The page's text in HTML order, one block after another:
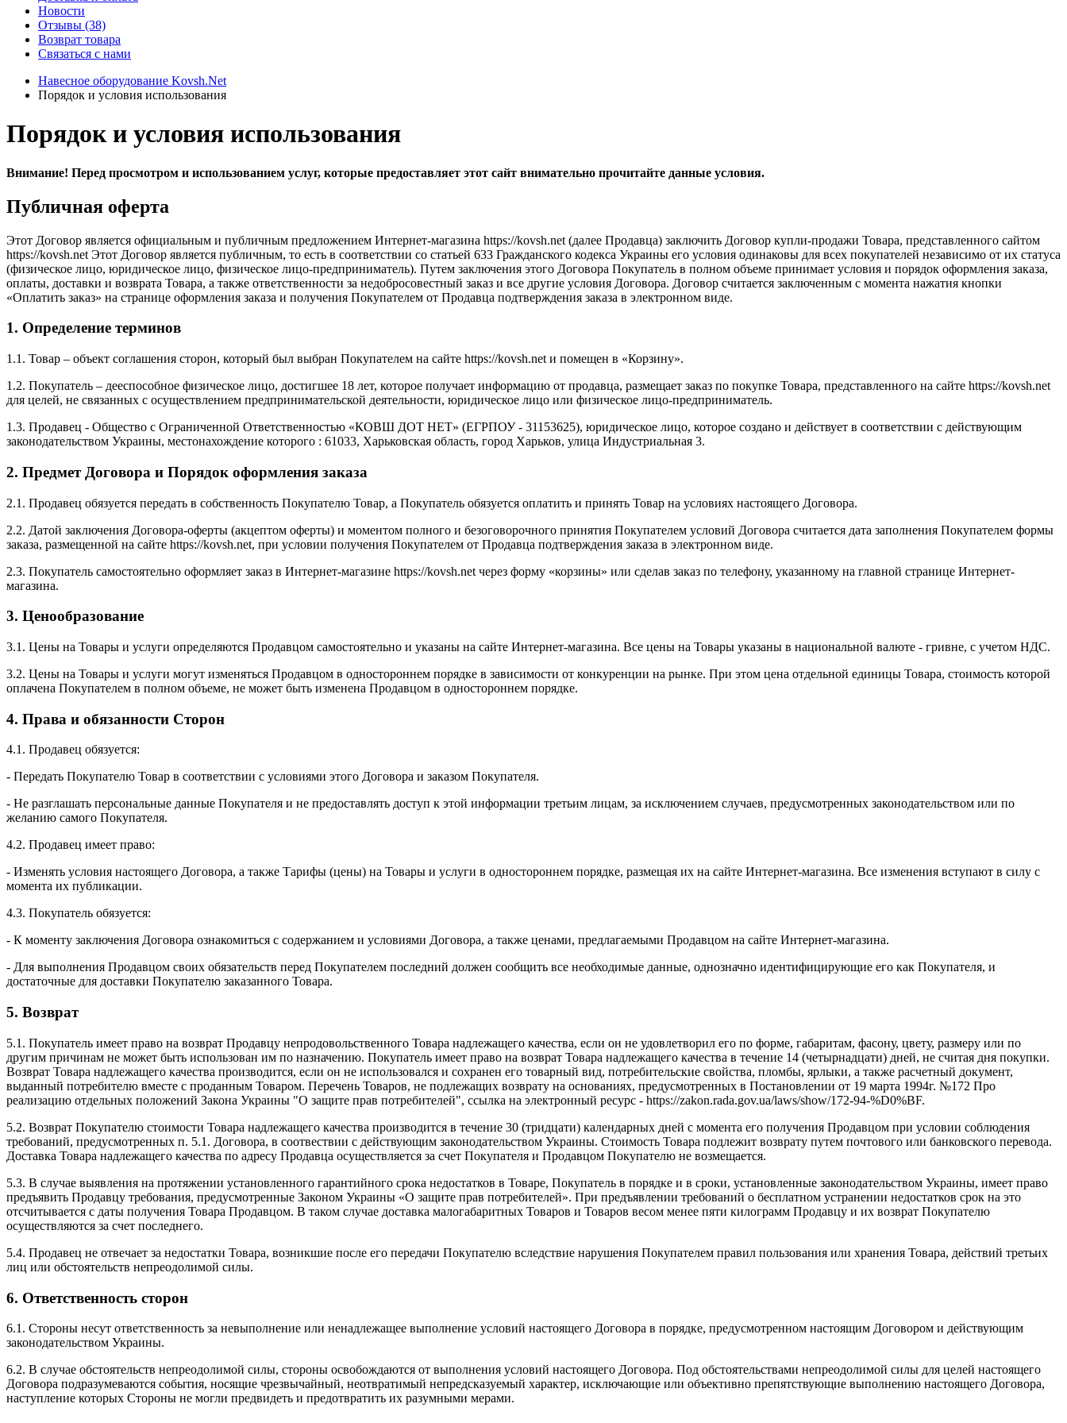
Новости
Отзывы (38)
Возврат товара
Связаться с нами
Навесное оборудование Kovsh.Net
Порядок и условия использования
Порядок и условия использования
Внимание! Перед просмотром и использованием услуг, которые предоставляет этот сайт внимательно прочитайте данные условия.
Публичная оферта
Этот Договор является официальным и публичным предложением Интернет-магазина https://kovsh.net (далее Продавца) заключить Договор купли-продажи Товара, представленного сайтом
https://kovsh.net Этот Договор является публичным, то есть в соответствии со статьей 633 Гражданского кодекса Украины его условия одинаковы для всех покупателей независимо от их статуса
(физическое лицо, юридическое лицо, физическое лицо-предприниматель). Путем заключения этого Договора Покупатель в полном объеме принимает условия и порядок оформления заказа,
оплаты, доставки и возврата Товара, а также ответственности за недобросовестный заказ и все другие условия Договора. Договор считается заключенным с момента нажатия кнопки
«Оплатить заказ» на странице оформления заказа и получения Покупателем от Продавца подтверждения заказа в электронном виде.
1. Определение терминов
1.1. Товар – объект соглашения сторон, который был выбран Покупателем на сайте https://kovsh.net и помещен в «Корзину».
1.2. Покупатель – дееспособное физическое лицо, достигшее 18 лет, которое получает информацию от продавца, размещает заказ по покупке Товара, представленного на сайте https://kovsh.net
для целей, не связанных с осуществлением предпринимательской деятельности, юридическое лицо или физическое лицо-предприниматель.
1.3. Продавец - Общество с Ограниченной Ответственностью «КОВШ ДОТ НЕТ» (ЕГРПОУ - 31153625), юридическое лицо, которое создано и действует в соответствии с действующим
законодательством Украины, местонахождение которого : 61033, Харьковская область, город Харьков, улица Индустриальная 3.
2. Предмет Договора и Порядок оформления заказа
2.1. Продавец обязуется передать в собственность Покупателю Товар, а Покупатель обязуется оплатить и принять Товар на условиях настоящего Договора.
2.2. Датой заключения Договора-оферты (акцептом оферты) и моментом полного и безоговорочного принятия Покупателем условий Договора считается дата заполнения Покупателем формы
заказа, размещенной на сайте https://kovsh.net, при условии получения Покупателем от Продавца подтверждения заказа в электронном виде.
2.3. Покупатель самостоятельно оформляет заказ в Интернет-магазине https://kovsh.net через форму «корзины» или сделав заказ по телефону, указанному на главной странице Интернет-
магазина.
3. Ценообразование
3.1. Цены на Товары и услуги определяются Продавцом самостоятельно и указаны на сайте Интернет-магазина. Все цены на Товары указаны в национальной валюте - гривне, с учетом НДС.
3.2. Цены на Товары и услуги могут изменяться Продавцом в одностороннем порядке в зависимости от конкуренции на рынке. При этом цена отдельной единицы Товара, стоимость которой
оплачена Покупателем в полном объеме, не может быть изменена Продавцом в одностороннем порядке.
4. Права и обязанности Сторон
4.1. Продавец обязуется:
- Передать Покупателю Товар в соответствии с условиями этого Договора и заказом Покупателя.
- Не разглашать персональные данные Покупателя и не предоставлять доступ к этой информации третьим лицам, за исключением случаев, предусмотренных законодательством или по
желанию самого Покупателя.
4.2. Продавец имеет право:
- Изменять условия настоящего Договора, а также Тарифы (цены) на Товары и услуги в одностороннем порядке, размещая их на сайте Интернет-магазина. Все изменения вступают в силу с
момента их публикации.
4.3. Покупатель обязуется:
- К моменту заключения Договора ознакомиться с содержанием и условиями Договора, а также ценами, предлагаемыми Продавцом на сайте Интернет-магазина.
- Для выполнения Продавцом своих обязательств перед Покупателем последний должен сообщить все необходимые данные, однозначно идентифицирующие его как Покупателя, и
достаточные для доставки Покупателю заказанного Товара.
5. Возврат
5.1. Покупатель имеет право на возврат Продавцу непродовольственного Товара надлежащего качества, если он не удовлетворил его по форме, габаритам, фасону, цвету, размеру или по
другим причинам не может быть использован им по назначению. Покупатель имеет право на возврат Товара надлежащего качества в течение 14 (четырнадцати) дней, не считая дня покупки.
Возврат Товара надлежащего качества производится, если он не использовался и сохранен его товарный вид, потребительские свойства, пломбы, ярлыки, а также расчетный документ,
выданный потребителю вместе с проданным Товаром. Перечень Товаров, не подлежащих возврату на основаниях, предусмотренных в Постановлении от 19 марта 1994г. №172 Про
реализацию отдельных положений Закона Украины "О защите прав потребителей", ссылка на электронный ресурс - https://zakon.rada.gov.ua/laws/show/172-94-%D0%BF.
5.2. Возврат Покупателю стоимости Товара надлежащего качества производится в течение 30 (тридцати) календарных дней с момента его получения Продавцом при условии соблюдения
требований, предусмотренных п. 5.1. Договора, в соотвествии с действующим законодательством Украины. Стоимость Товара подлежит возврату путем почтового или банковского перевода.
Доставка Товара надлежащего качества по адресу Продавца осуществляется за счет Покупателя и Продавцом Покупателю не возмещается.
5.3. В случае выявления на протяжении установленного гарантийного срока недостатков в Товаре, Покупатель в порядке и в сроки, установленные законодательством Украины, имеет право
предъявить Продавцу требования, предусмотренные Законом Украины «О защите прав потребителей». При предъявлении требований о бесплатном устранении недостатков срок на это
отсчитывается с даты получения Товара Продавцом. В таком случае доставка малогабаритных Товаров и Товаров весом менее пяти килограмм Продавцу и их возврат Покупателю
осуществляются за счет последнего.
5.4. Продавец не отвечает за недостатки Товара, возникшие после его передачи Покупателю вследствие нарушения Покупателем правил пользования или хранения Товара, действий третьих
лиц или обстоятельств непреодолимой силы.
6. Ответственность сторон
6.1. Стороны несут ответственность за невыполнение или ненадлежащее выполнение условий настоящего Договора в порядке, предусмотренном настоящим Договором и действующим
законодательством Украины.
6.2. В случае обстоятельств непреодолимой силы, стороны освобождаются от выполнения условий настоящего Договора. Под обстоятельствами непреодолимой силы для целей настоящего
Договора подразумеваются события, носящие чрезвычайный, неотвратимый непредсказуемый характер, исключающие или объективно препятствующие выполнению настоящего Договора,
наступление которых Стороны не могли предвидеть и предотвратить их разумными мерами.